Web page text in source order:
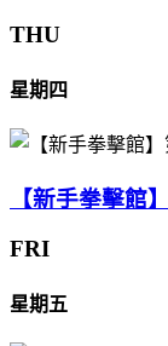
THU
星期四
【新手拳擊館
FRI
星期五